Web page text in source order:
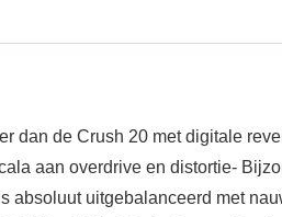
de Crush 20 met digitale
aan overdrive en distortie-
absoluut uitgebalanceerd met